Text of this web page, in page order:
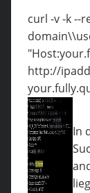
curl -v -k --
http://
In